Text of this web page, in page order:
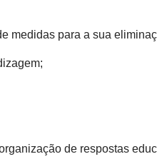
medidas para a sua
de respostas